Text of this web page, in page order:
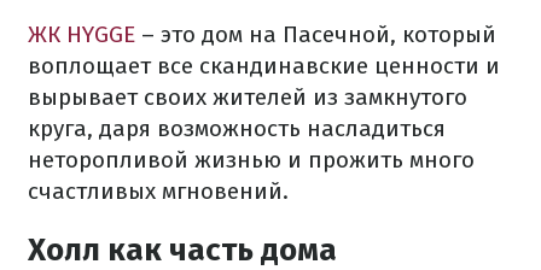
ЖК HYGGE – это дом на Пасечной, который
воплощает все скандинавские ценности и
вырывает своих жителей из замкнутого
круга, даря возможность насладиться
неторопливой жизнью и прожить много
счастливых мгновений.
Холл как часть дома